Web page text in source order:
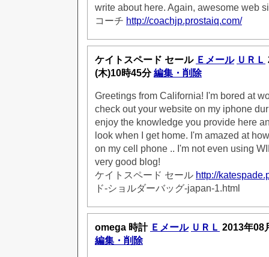
write about here. Again, awesome web
コーチ http://coachjp.prostaiq.com/
ケイトスペード セール Ｅメール ＵＲＬ
(木)10時45分編集・削除
Greetings from California! I'm bored at
check out your website on my iphone
enjoy the knowledge you provide here
look when I get home. I'm amazed at
on my cell phone .. I'm not even using
very good blog!
ケイトスペード セール http://
ド-ショルダーバッグ-japan-1.html
omega 時計 Ｅメール ＵＲＬ 2013年08
編集・削除